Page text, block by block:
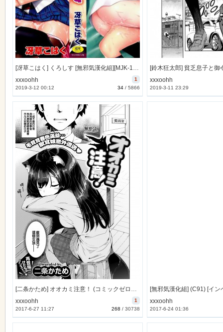
[冴草こはく] くろしす [無邪気漢化組][MJK-14-D040]
1
xxxoohh
34/ 5866
2019-3-12 00:12
xxxoohh
2019-3-11 23:29
[二条かため] オオカミ注意！ (コミックゼロス #55) [無邪気漢化組][MJK-17-Z037][無修正]
1
xxxoohh
268 / 30738
2017-6-27 11:27
xxxoohh
2017-6-24 01:36